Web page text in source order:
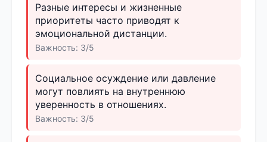
Разные интересы и жизненные
приоритеты часто приводят к
эмоциональной дистанции.
Важность: 3/5
Социальное осуждение или давление
могут повлиять на внутреннюю
уверенность в отношениях.
Важность: 3/5